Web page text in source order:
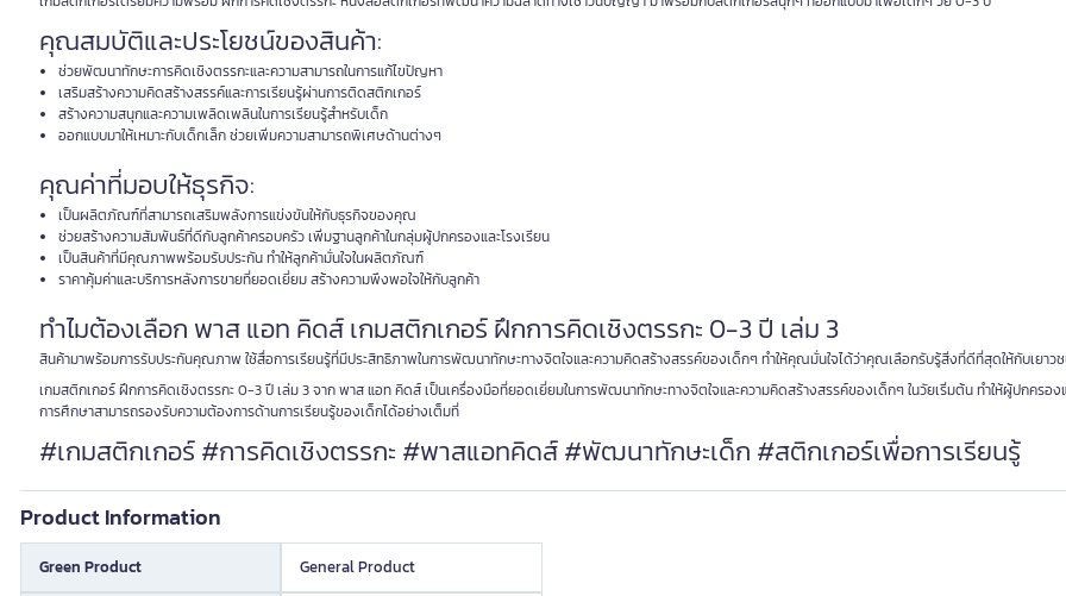
คุณสมบัติและประโยชน์ของสินค้า:
ช่วยพัฒนาทักษะการคิดเชิงตรรกะและความสามารถในการแก้ไขปัญหา
เสริมสร้างความคิดสร้างสรรค์และการเรียนรู้ผ่านการติดสติกเกอร์
สร้างความสนุกและความเพลิดเพลินในการเรียนรู้สำหรับเด็ก
ออกแบบมาให้เหมาะกับเด็กเล็ก ช่วยเพิ่มความสามารถพิเศษด้านต่างๆ
คุณค่าที่มอบให้ธุรกิจ:
เป็นผลิตภัณฑ์ที่สามารถเสริมพลังการแข่งขันให้กับธุรกิจของคุณ
ช่วยสร้างความสัมพันธ์ที่ดีกับลูกค้าครอบครัว เพิ่มฐานลูกค้าในกลุ่มผู้ปกครองและโรงเรียน
เป็นสินค้าที่มีคุณภาพพร้อมรับประกัน ทำให้ลูกค้ามั่นใจในผลิตภัณฑ์
ราคาคุ้มค่าและบริการหลังการขายที่ยอดเยี่ยม สร้างความพึงพอใจให้กับลูกค้า
ทำไมต้องเลือก พาส แอท คิดส์ เกมสติกเกอร์ ฝึกการคิดเชิงตรรกะ 0-3 ปี เล่ม 3
สินค้ามาพร้อมการรับประกันคุณภาพ ใช้สื่อการเรียนรู้ที่มีประสิทธิภาพในการพัฒนาทักษะทางจิตใจและความคิดสร้างสรรค์ของเด็กๆ ทำให้คุณมั่นใจได้ว่าคุณเลือกรับรู้สิ่งที่ดีที่สุดให้กับเยา
เกมสติกเกอร์ ฝึกการคิดเชิงตรรกะ 0-3 ปี เล่ม 3 จาก พาส แอท คิดส์ เป็นเครื่องมือที่ยอดเยี่ยมในการพัฒนาทักษะทางจิตใจและความคิดสร้างสรรค์ของเด็กๆ ในวัยเริ่มต้น ทำให้ผู้ปกครอง
การศึกษาสามารถรองรับความต้องการด้านการเรียนรู้ของเด็กได้อย่างเต็มที่
#เกมสติกเกอร์ #การคิดเชิงตรรกะ #พาสแอทคิดส์ #พัฒนาทักษะเด็ก #สติกเกอร์เพื่อการเรียนรู้
Product Information
Green Product General Product